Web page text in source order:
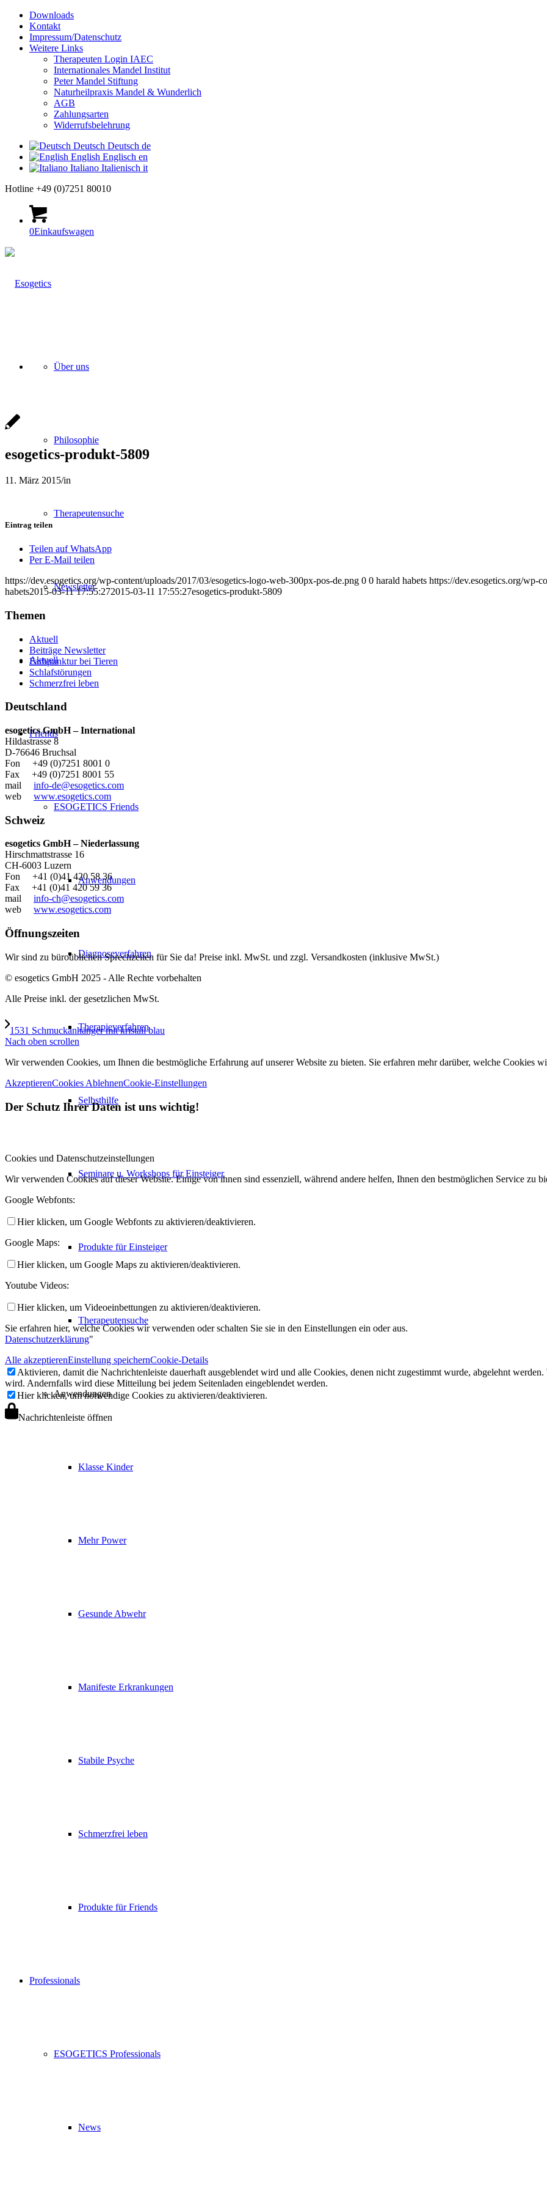
Downloads
Kontakt
Impressum/Datenschutz
Weitere Links
Therapeuten Login IAEC
Internationales Mandel Institut
Peter Mandel Stiftung
Naturheilpraxis Mandel & Wunderlich
AGB
Zahlungsarten
Widerrufsbelehrung
Deutsch Deutsch de
English Englisch en
Italiano Italienisch it
Hotline +49 (0)7251 80010
0Einkaufswagen
Über uns
Philosophie
Therapeutensuche
Newsletter
Aktuell
Friends
ESOGETICS Friends
Anwendungen
Diagnoseverfahren
Therapieverfahren
Selbsthilfe
Seminare u. Workshops für Einsteiger
Produkte für Einsteiger
Therapeutensuche
Anwendungen
Klasse Kinder
Mehr Power
Gesunde Abwehr
Manifeste Erkrankungen
Stabile Psyche
Schmerzfrei leben
Produkte für Friends
Professionals
ESOGETICS Professionals
News
esogetics-produkt-5809
11. März 2015/in
Eintrag teilen
Teilen auf WhatsApp
Per E-Mail teilen
https://dev.esogetics.org/wp-content/uploads/2017/03/esogetics-logo-web-300px-pos-de.png 0 0 harald habets https://dev.esogetics.org/wp-
habets2015-03-11 17:55:272015-03-11 17:55:27esogetics-produkt-5809
Themen
Aktuell
Beiträge Newsletter
Farbpunktur bei Tieren
Schlafstörungen
Schmerzfrei leben
Deutschland
esogetics GmbH – International
Hildastrasse 8
D-76646 Bruchsal
Fon +49 (0)7251 8001 0
Fax +49 (0)7251 8001 55
mail info-de@esogetics.com
web www.esogetics.com
Schweiz
esogetics GmbH – Niederlassung
Hirschmattstrasse 16
CH-6003 Luzern
Fon +41 (0)41 420 58 36
Fax +41 (0)41 420 59 36
mail info-ch@esogetics.com
web www.esogetics.com
Öffnungszeiten
Wir sind zu büroüblichen Sprechzeiten für Sie da! Preise inkl. MwSt. und zzgl. Versandkosten (inklusive MwSt.)
© esogetics GmbH 2025 - Alle Rechte vorbehalten
Alle Preise inkl. der gesetzlichen MwSt.
1531 Schmuckanhänger mit kristall blau
Nach oben scrollen
Wir verwenden Cookies, um Ihnen die bestmögliche Erfahrung auf unserer Website zu bieten. Sie erfahren mehr darüber, welche Cookies
AkzeptierenCookies AblehnenCookie-Einstellungen
Der Schutz Ihrer Daten ist uns wichtig!
Cookies und Datenschutzeinstellungen
Wir verwenden Cookies auf dieser Website. Einige von ihnen sind essenziell, während andere helfen, Ihnen den bestmöglichen Service zu
Google Webfonts:
Hier klicken, um Google Webfonts zu aktivieren/deaktivieren.
Google Maps:
Hier klicken, um Google Maps zu aktivieren/deaktivieren.
Youtube Videos:
Hier klicken, um Videoeinbettungen zu aktivieren/deaktivieren.
Sie erfahren hier, welche Cookies wir verwenden oder schalten Sie sie in den Einstellungen ein oder aus.
Datenschutzerklärung"
Alle akzeptierenEinstellung speichernCookie-Details
Aktivieren, damit die Nachrichtenleiste dauerhaft ausgeblendet wird und alle Cookies, denen nicht zugestimmt wurde, abgelehnt
wird. Andernfalls wird diese Mitteilung bei jedem Seitenladen eingeblendet werden.
Hier klicken, um notwendige Cookies zu aktivieren/deaktivieren.
Nachrichtenleiste öffnen